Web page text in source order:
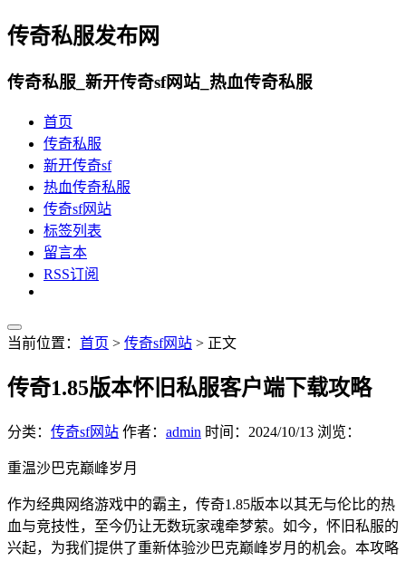
传奇私服发布网
传奇私服_新开传奇sf网站_热血传奇私服
首页
传奇私服
新开传奇sf
热血传奇私服
传奇sf网站
标签列表
留言本
RSS订阅
当前位置： 首页 > 传奇sf网站 > 正文
传奇1.85版本怀旧私服客户端下载攻略
分类： 传奇sf网站 作者： admin 时间： 2024/10/13 浏览：
重温沙巴克巅峰岁月
作为经典网络游戏中的霸主，传奇1.85版本以其无与伦比的热
血与竞技性，至今仍让无数玩家魂牵梦萦。如今，怀旧私服的
兴起，为我们提供了重新体验沙巴克巅峰岁月的机会。本攻略